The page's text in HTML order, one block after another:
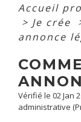
Accueil
> Je crée
annonce
Vérifié le 02 Jan
administrative